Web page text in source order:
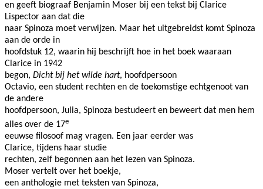
en geeft biograaf Benjamin Moser bij een tekst bij Clarice
Lispector aan dat die
naar Spinoza moet verwijzen. Maar het uitgebreidst komt Spinoza
aan de orde in
hoofdstuk 12, waarin hij beschrijft hoe in het boek waaraan
Clarice in 1942
begon, Dicht bij het wilde hart, hoofdpersoon
Octavio, een student rechten en de toekomstige echtgenoot van
de andere
hoofdpersoon, Julia, Spinoza bestudeert en beweert dat men hem
alles over de 17e
eeuwse filosoof mag vragen. Een jaar eerder was
Clarice, tijdens haar studie
rechten, zelf begonnen aan het lezen van Spinoza.
Moser vertelt over het boekje,
een anthologie met teksten van Spinoza,